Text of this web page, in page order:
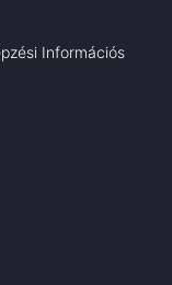
Információs